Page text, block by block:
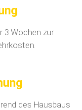
3 Wochen zur
des Hausbaus